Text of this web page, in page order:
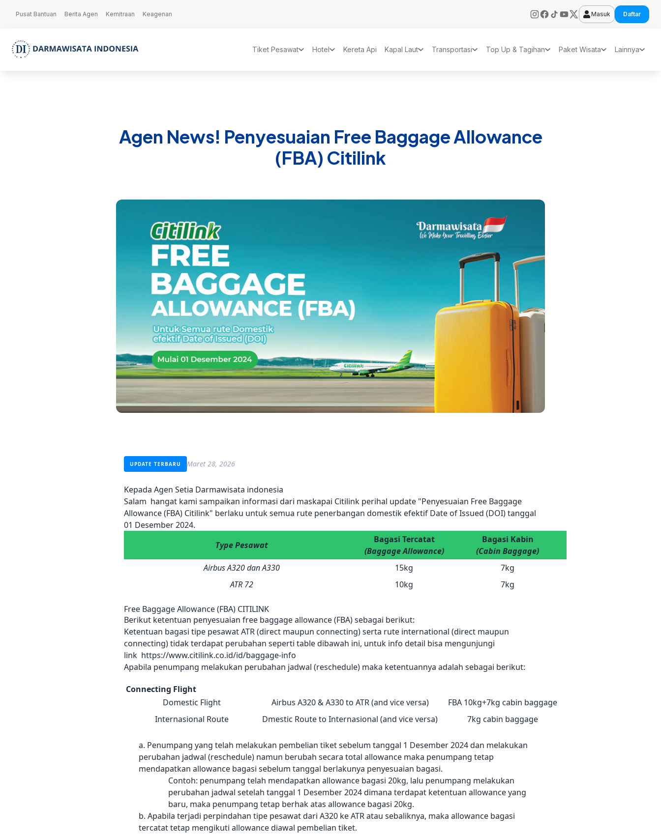
Pusat Bantuan Berita Agen Kemitraan Keagenan Masuk Daftar
Tiket Pesawat Hotel Kereta Api Kapal Laut Transportasi Top Up & Tagihan Paket Wisata Lainnya
Agen News! Penyesuaian Free Baggage Allowance
(FBA) Citilink
UPDATE TERBARU Maret 28, 2026
Kepada Agen Setia Darmawisata indonesia
Salam hangat kami sampaikan informasi dari maskapai Citilink perihal update "Penyesuaian Free Baggage
Allowance (FBA) Citilink" berlaku untuk semua rute penerbangan domestik efektif Date of Issued (DOI) tanggal
01 Desember 2024.
Type Pesawat
Bagasi Tercatat
(Baggage Allowance)
Bagasi Kabin
(Cabin Baggage)
Airbus A320 dan A330
15kg
7kg
ATR 72
10kg 7kg
Free Baggage Allowance (FBA) CITILINK
Berikut ketentuan penyesuaian free baggage allowance (FBA) sebagai berikut:
Ketentuan bagasi tipe pesawat ATR (direct maupun connecting) serta rute international (direct maupun
connecting) tidak terdapat perubahan seperti table dibawah ini, untuk info detail bisa mengunjungi
link https://www.citilink.co.id/id/baggage-info
Apabila penumpang melakukan perubahan jadwal (reschedule) maka ketentuannya adalah sebagai berikut:
Connecting Flight
Domestic Flight
Airbus A320 & A330 to ATR (and vice versa)
FBA 10kg+7kg cabin baggage
Internasional Route
Dmestic Route to Internasional (and vice versa) 7kg cabin baggage
a. Penumpang yang telah melakukan pembelian tiket sebelum tanggal 1 Desember 2024 dan melakukan
perubahan jadwal (reschedule) namun berubah secara total allowance maka penumpang tetap
mendapatkan allowance bagasi sebelum tanggal berlakunya penyesuaian bagasi.
Contoh: penumpang telah mendapatkan allowance bagasi 20kg, lalu penumpang melakukan
perubahan jadwal setelah tanggal 1 Desember 2024 dimana terdapat ketentuan allowance yang
baru, maka penumpang tetap berhak atas allowance bagasi 20kg.
b. Apabila terjadi perpindahan tipe pesawat dari A320 ke ATR atau sebaliknya, maka allowance bagasi
tercatat tetap mengikuti allowance diawal pembelian tiket.